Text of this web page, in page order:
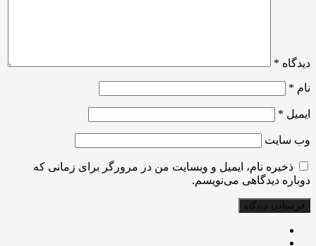
دیدگاه *
نام *
ایمیل *
وب‌ سایت
ذخیره نام، ایمیل و وبسایت من در مرورگر برای زمانی که
دوباره دیدگاهی می‌نویسم.